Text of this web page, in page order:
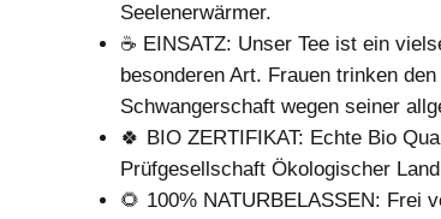
Seelenerwärmer.
☕️ EINSATZ: Unser Tee ist ein
besonderen Art. Frauen trinken
Schwangerschaft wegen seiner
🍀 BIO ZERTIFIKAT: Echte Bio
Prüfgesellschaft Ökologischer
🌻 100% NATURBELASSEN: Frei